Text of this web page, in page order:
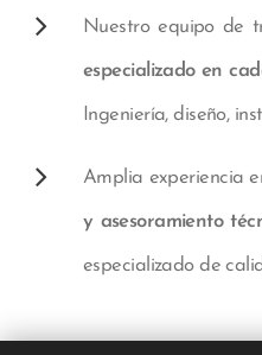
Nuestro equipo de
especializado en
Ingeniería, diseño,
Amplia experiencia
y asesoramiento
especializado de